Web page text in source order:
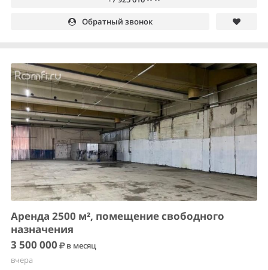
Обратный звонок
Аренда 2500 м², помещение свободного
назначения
3 500 000
в месяц
вчера